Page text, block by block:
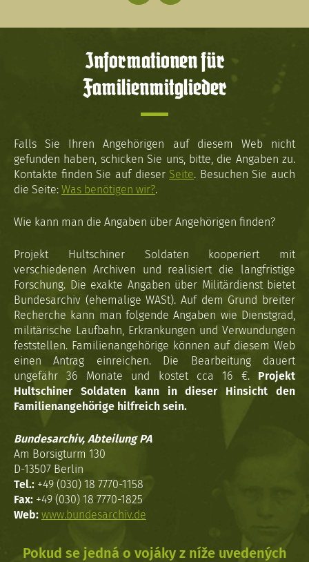
Informationen für
Familienmitglieder
Falls Sie Ihren Angehörigen auf diesem Web nicht
gefunden haben, schicken Sie uns, bitte, die Angaben zu.
Kontakte finden Sie auf dieser Seite. Besuchen Sie auch
die Seite: Was benötigen wir?.
Wie kann man die Angaben über Angehörigen finden?
Projekt Hultschiner Soldaten kooperiert mit
verschiedenen Archiven und realisiert die langfristige
Forschung. Die exakte Angaben über Militärdienst bietet
Bundesarchiv (ehemalige WASt). Auf dem Grund breiter
Recherche kann man folgende Angaben wie Dienstgrad,
militärische Laufbahn, Erkrankungen und Verwundungen
feststellen. Familienangehörige können auf diesem Web
einen Antrag einreichen. Die Bearbeitung dauert
ungefähr 36 Monate und kostet cca 16 €. Projekt
Hultschiner Soldaten kann in dieser Hinsicht den
Familienangehörige hilfreich sein.
Bundesarchiv, Abteilung PA
Am Borsigturm 130
D-13507 Berlin
Tel.: +49 (030) 18 7770-1158
Fax: +49 (030) 18 7770-1825
Web: www.bundesarchiv.de
Pokud se jedná o vojáky z níže uvedených